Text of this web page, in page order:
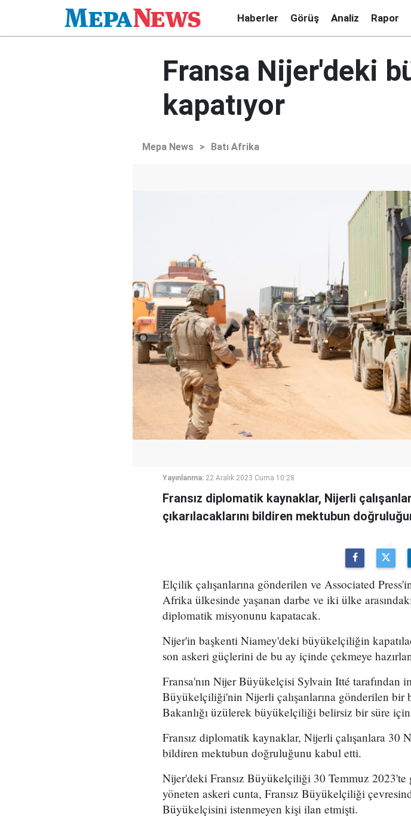
Haberler Görüş Analiz Rapor
Fransa Nijer'deki
kapatıyor
Mepa News > Batı Afrika
Yayınlanma: 22 Aralık 2023 Cuma 10:28
Fransız diplomatik kaynaklar, Nijerli
çıkarılacaklarını bildiren mektubun
Elçilik çalışanlarına gönderilen ve Associated
Afrika ülkesinde yaşanan darbe ve iki ülke
diplomatik misyonunu kapatacak.
Nijer'in başkenti Niamey'deki büyükelçiliğin
son askeri güçlerini de bu ay içinde çekmeye
Fransa'nın Nijer Büyükelçisi Sylvain Itté tarafından
Büyükelçiliği'nin Nijerli çalışanlarına gönderilen bir
Bakanlığı üzülerek büyükelçiliği belirsiz bir süre
Fransız diplomatik kaynaklar, Nijerli çalışanlara 30
bildiren mektubun doğruluğunu kabul etti.
Nijer'deki Fransız Büyükelçiliği 30 Temmuz 2023'te
yöneten askeri cunta, Fransız Büyükelçiliği
Büyükelçisini istenmeyen kişi ilan etmişti.